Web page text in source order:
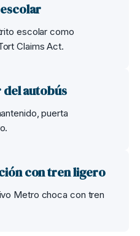
escolar como
Claims Act.
autobús
puerta
con tren ligero
Metro choca con tren